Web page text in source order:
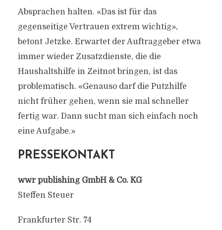
Absprachen halten. «Das ist für das
gegenseitige Vertrauen extrem wichtig»,
betont Jetzke. Erwartet der Auftraggeber etwa
immer wieder Zusatzdienste, die die
Haushaltshilfe in Zeitnot bringen, ist das
problematisch. «Genauso darf die Putzhilfe
nicht früher gehen, wenn sie mal schneller
fertig war. Dann sucht man sich einfach noch
eine Aufgabe.»
PRESSEKONTAKT
wwr publishing GmbH & Co. KG
Steffen Steuer
Frankfurter Str. 74